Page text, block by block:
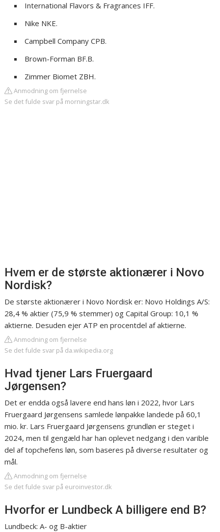
International Flavors & Fragrances IFF.
Nike NKE.
Campbell Company CPB.
Brown-Forman BF.B.
Zimmer Biomet ZBH.
Anmodning om fjernelse
Se det fulde svar på morningstar.dk
Hvem er de største aktionærer i Novo
Nordisk?
De største aktionærer i Novo Nordisk er: Novo Holdings A/S:
28,4 % aktier (75,9 % stemmer) og Capital Group: 10,1 %
aktierne. Desuden ejer ATP en procentdel af aktierne.
Anmodning om fjernelse
Se det fulde svar på da.wikipedia.org
Hvad tjener Lars Fruergaard
Jørgensen?
Det er endda også lavere end hans løn i 2022, hvor Lars
Fruergaard Jørgensens samlede lønpakke landede på 60,1
mio. kr. Lars Fruergaard Jørgensens grundløn er steget i
2024, men til gengæld har han oplevet nedgang i den varible
del af topchefens løn, som baseres på diverse resultater og
mål.
Anmodning om fjernelse
Se det fulde svar på euroinvestor.dk
Hvorfor er Lundbeck A billigere end B?
Lundbeck: A- og B-aktier